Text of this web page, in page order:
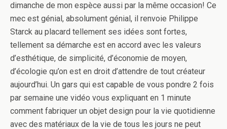
dimanche de mon espèce aussi par la même occasion! Ce
mec est génial, absolument génial, il renvoie Philippe
Starck au placard tellement ses idées sont fortes,
tellement sa démarche est en accord avec les valeurs
d’esthétique, de simplicité, d’économie de moyen,
d’écologie qu’on est en droit d’attendre de tout créateur
aujourd’hui. Un gars qui est capable de vous pondre 2 fois
par semaine une vidéo vous expliquant en 1 minute
comment fabriquer un objet design pour la vie quotidienne
avec des matériaux de la vie de tous les jours ne peut